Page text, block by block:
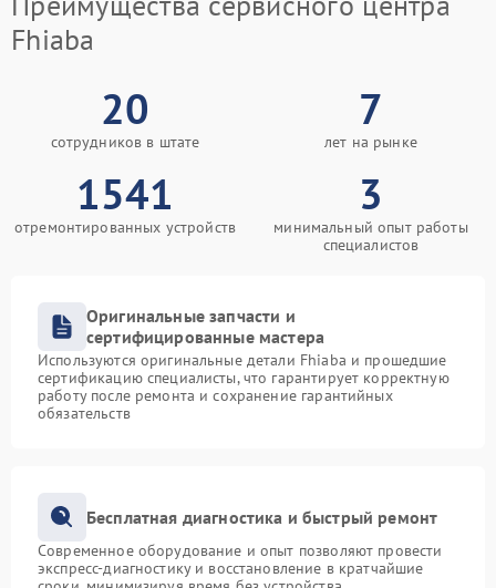
Fhiaba
20
сотрудников в штате
7
лет на рынке
1541
отремонтированных устройств
3
минимальный опыт работы
специалистов
Оригинальные запчасти и
сертифицированные мастера
Используются оригинальные детали Fhiaba и прошедшие
сертификацию специалисты, что гарантирует корректную
работу после ремонта и сохранение гарантийных
обязательств
Бесплатная диагностика и быстрый ремонт
Современное оборудование и опыт позволяют провести
экспресс-диагностику и восстановление в кратчайшие